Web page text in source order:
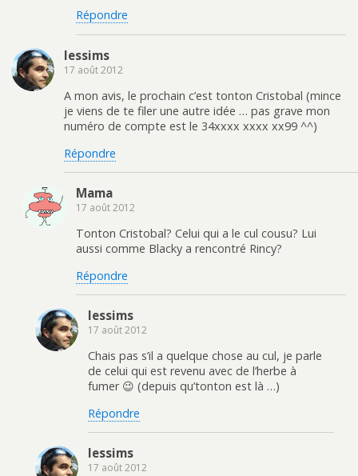
Répondre
lessims
17 août 2012
A mon avis, le prochain c’est tonton Cristobal (mince
je viens de te filer une autre idée … pas grave mon
numéro de compte est le 34xxxx xxxx xx99 ^^)
Répondre
Mama
17 août 2012
Tonton Cristobal? Celui qui a le cul cousu? Lui
aussi comme Blacky a rencontré Rincy?
Répondre
lessims
17 août 2012
Chais pas s’il a quelque chose au cul, je parle
de celui qui est revenu avec de l’herbe à
fumer 😉 (depuis qu’tonton est là …)
Répondre
lessims
17 août 2012